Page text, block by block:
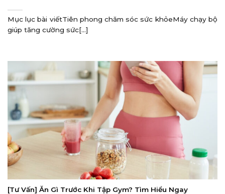
Mục lục bài viếtTiên phong chăm sóc sức khỏeMáy chạy bộ
giúp tăng cường sức[...]
[Tư Vấn] Ăn Gì Trước Khi Tập Gym? Tìm Hiểu Ngay